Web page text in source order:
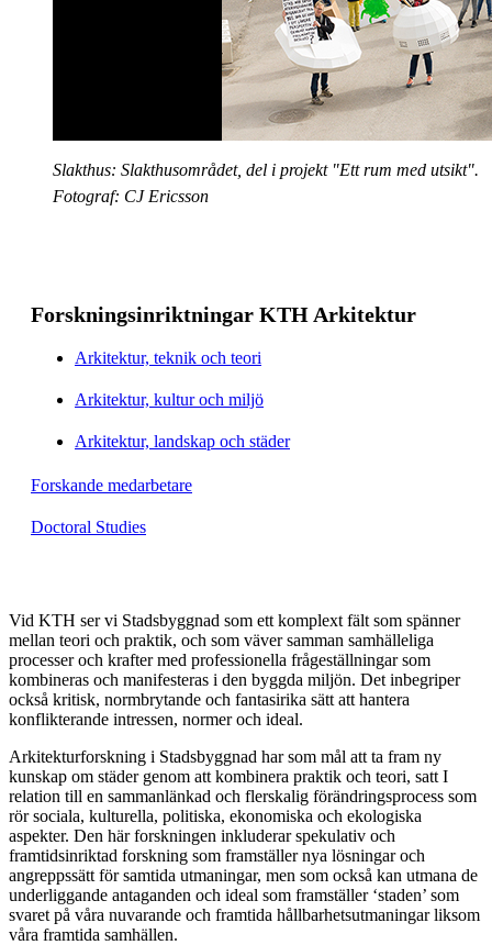
Slakthus: Slakthusområdet, del i projekt "Ett rum med utsikt".
Fotograf: CJ Ericsson
Forskningsinriktningar KTH Arkitektur
Arkitektur, teknik och teori
Arkitektur, kultur och miljö
Arkitektur, landskap och städer
Forskande medarbetare
Doctoral Studies
Vid KTH ser vi Stadsbyggnad som ett komplext fält som spänner
mellan teori och praktik, och som väver samman samhälleliga
processer och krafter med professionella frågeställningar som
kombineras och manifesteras i den byggda miljön. Det inbegriper
också kritisk, normbrytande och fantasirika sätt att hantera
konflikterande intressen, normer och ideal.
Arkitekturforskning i Stadsbyggnad har som mål att ta fram ny
kunskap om städer genom att kombinera praktik och teori, satt I
relation till en sammanlänkad och flerskalig förändringsprocess som
rör sociala, kulturella, politiska, ekonomiska och ekologiska
aspekter. Den här forskningen inkluderar spekulativ och
framtidsinriktad forskning som framställer nya lösningar och
angreppssätt för samtida utmaningar, men som också kan utmana de
underliggande antaganden och ideal som framställer ‘staden’ som
svaret på våra nuvarande och framtida hållbarhetsutmaningar liksom
våra framtida samhällen.